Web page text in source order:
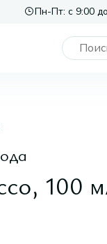
Пн-Пт: с 9:00
100